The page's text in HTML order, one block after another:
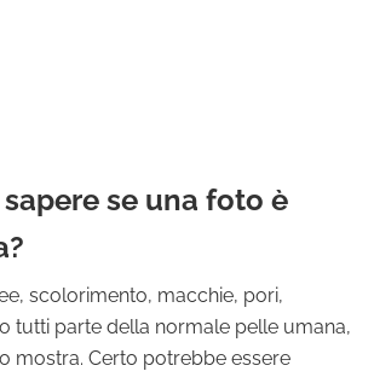
se una foto è
scolorimento, macchie, pori,
tutti parte della normale pelle umana,
mostra. Certo potrebbe essere